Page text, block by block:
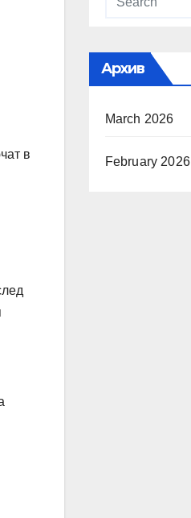
в
Архив
March 2026
February 2026